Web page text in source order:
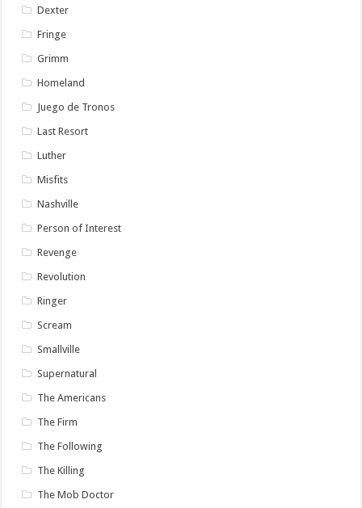
Dexter
Fringe
Grimm
Homeland
Juego de Tronos
Last Resort
Luther
Misfits
Nashville
Person of Interest
Revenge
Revolution
Ringer
Scream
Smallville
Supernatural
The Americans
The Firm
The Following
The Killing
The Mob Doctor